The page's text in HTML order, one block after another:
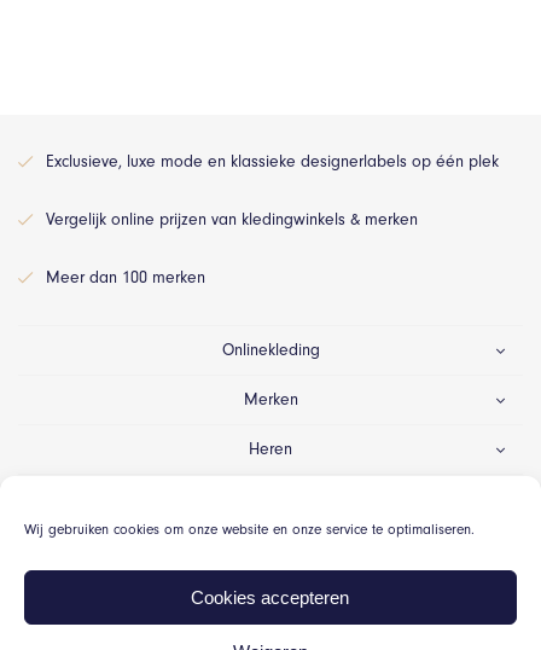
Wij gebruiken cookies om onze website en onze service te optimaliseren.
Cookies accepteren
Exclusieve, luxe mode en klassieke designerlabels op één plek
Vergelijk online prijzen van kledingwinkels & merken
Meer dan 100 merken
Onlinekleding
Merken
Heren